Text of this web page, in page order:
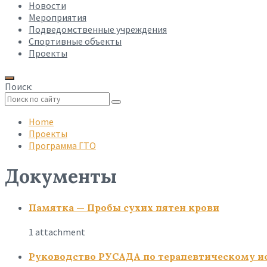
Новости
Мероприятия
Подведомственные учреждения
Спортивные объекты
Проекты
Поиск:
search
Home
Проекты
Программа ГТО
Документы
Памятка — Пробы сухих пятен крови
1 attachment
Руководство РУСАДА по терапевтическому